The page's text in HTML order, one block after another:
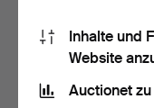
174 USDInhalte und
Website
Auctionet